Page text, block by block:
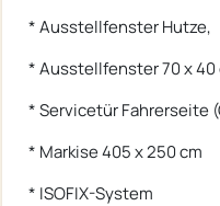
* Ausstellfenster Hutze,
* Ausstellfenster 70 x 40
* Servicetür Fahrerseite
* Markise 405 x 250 cm
* ISOFIX-System